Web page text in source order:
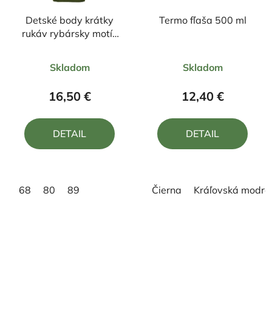
Detské body krátky
rukáv rybársky motív
hodnotenie
produktu
z
Skladom
16,50 €
DETAIL
68 80 89
Termo fľaša 500 ml
Skladom
12,40 €
DETAIL
Čierna Kráľovská modrá